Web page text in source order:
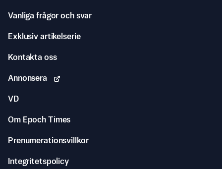
Vanliga frågor och svar
Exklusiv artikelserie
Kontakta oss
Annonsera
VD
Om Epoch Times
Prenumerationsvillkor
Integritetspolicy